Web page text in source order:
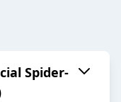
Spider-